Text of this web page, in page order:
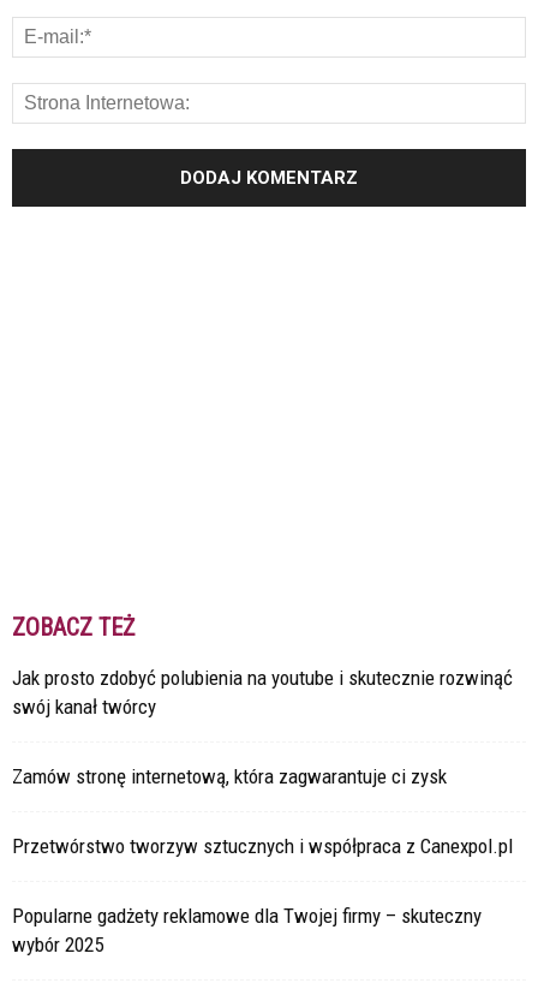
ZOBACZ TEŻ
Jak prosto zdobyć polubienia na youtube i skutecznie rozwinąć
swój kanał twórcy
Zamów stronę internetową, która zagwarantuje ci zysk
Przetwórstwo tworzyw sztucznych i współpraca z Canexpol.pl
Popularne gadżety reklamowe dla Twojej firmy – skuteczny
wybór 2025